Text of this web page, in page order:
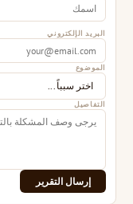
البريد الإلكتروني
الموضوع
التفاصيل
إرسال التقرير